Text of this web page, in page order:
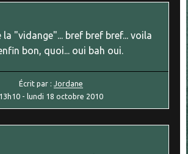
"vidange"... bref bref bref... voila
bon, quoi... oui bah oui.
Écrit par : Jordane
13h10 -lundi 18 octobre 2010